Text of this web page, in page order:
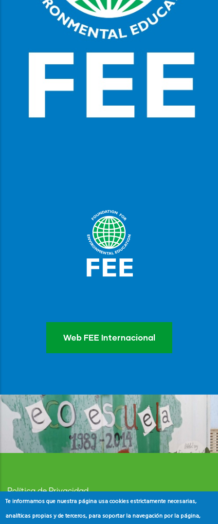
Web FEE Internacional
Política de Privacidad
Aviso Legal
Te informamos que nuestra página usa cookies estrictamente necesarias,
analíticas propias y de terceros, para soportar la navegación por la página,